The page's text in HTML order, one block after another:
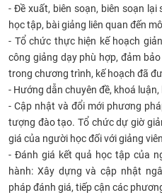
- Đề xuất, biên soạn, biên soạn
học tập, bài giảng liên quan đến
- Tổ chức thực hiện kế hoạch
công giảng dạy phù hợp, đảm
trong chương trình, kế hoạch đã
- Hướng dẫn chuyên đề, khoá
- Cập nhật và đổi mới phương
tượng đào tạo. Tổ chức dự giờ
giá của người học đối với giảng
- Đánh giá kết quả học tập của
hành: Xây dựng và cập nhật
pháp đánh giá, tiếp cận các